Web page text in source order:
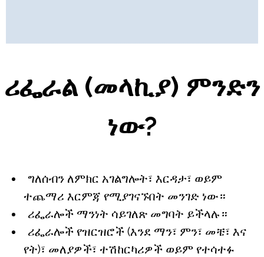
ሪፌራል (መላኪያ) ምንድን
ነው?
ግለሰብን ለምክር አገልግሎት፣ እርዳታ፣ ወይም
ተጨማሪ እርምጃ የሚያገናኙበት መንገድ ነው።
ሪፌራሎች ማንነት ሳይገለጽ መግባት ይችላሉ።
ሪፌራሎች የዝርዝሮች (እንደ ማን፣ ምን፣ መቼ፣ እና
የት)፣ መለያዎች፣ ተሽከርካሪዎች ወይም የተሳተፉ